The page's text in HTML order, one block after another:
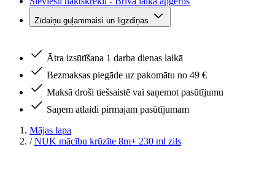
Zīdaiņu guļammaisi un ligzdiņas
Ātra izsūtīšana 1 darba dienas laikā
Bezmaksas piegāde uz pakomātu no 49 €
Maksā droši tiešsaistē vai saņemot pasūtījumu
Saņem atlaidi pirmajam pasūtījumam
Mājas lapa
/ NUK mācību krūzīte 8m+ 230 ml zils